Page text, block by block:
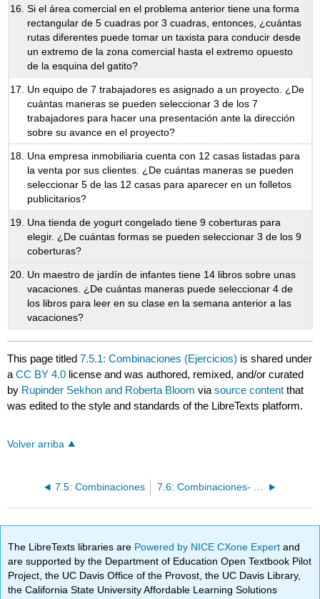
Si el área comercial en el problema anterior tiene una forma
rectangular de 5 cuadras por 3 cuadras, entonces, ¿cuántas
rutas diferentes puede tomar un taxista para conducir desde
un extremo de la zona comercial hasta el extremo opuesto
de la esquina del gatito?
Un equipo de 7 trabajadores es asignado a un proyecto. ¿De
cuántas maneras se pueden seleccionar 3 de los 7
trabajadores para hacer una presentación ante la dirección
sobre su avance en el proyecto?
Una empresa inmobiliaria cuenta con 12 casas listadas para
la venta por sus clientes. ¿De cuántas maneras se pueden
seleccionar 5 de las 12 casas para aparecer en un folletos
publicitarios?
Una tienda de yogurt congelado tiene 9 coberturas para
elegir. ¿De cuántas formas se pueden seleccionar 3 de los 9
coberturas?
Un maestro de jardín de infantes tiene 14 libros sobre unas
vacaciones. ¿De cuántas maneras puede seleccionar 4 de
los libros para leer en su clase en la semana anterior a las
vacaciones?
This page titled7.5.1: Combinaciones (Ejercicios) is shared under
aCC BY 4.0 license and was authored, remixed, and/or curated
by Rupinder Sekhon and Roberta Bloom viasource content that
was edited to the style and standards of the LibreTexts platform.
Volver arriba
7.5: Combinaciones
The LibreTexts libraries are Powered by NICE CXone Expertand
are supported by the Department of Education Open Textbook Pilot
Project, the UC Davis Office of the Provost, the UC Davis Library,
the California State University Affordable Learning Solutions